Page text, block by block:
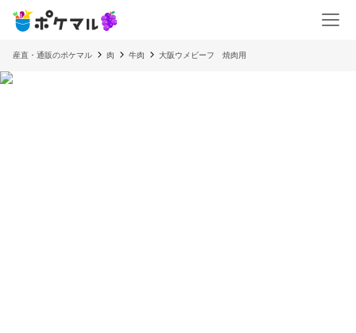
産直・通販のポケマル 肉 牛肉 大阪ウメビーフ 焼肉用